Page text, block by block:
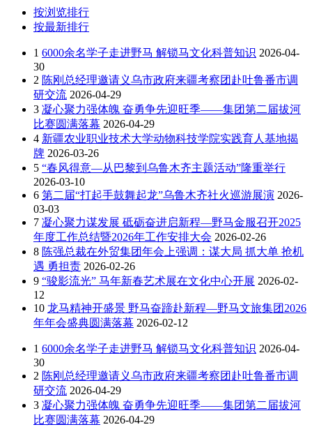
按浏览排行
按最新排行
1 6000余名学子走进野马 解锁马文化科普知识 2026-04-
30
2 陈刚总经理邀请义乌市政府来疆考察团赴吐鲁番市调
研交流 2026-04-29
3 凝心聚力强体魄 奋勇争先迎旺季——集团第二届拔河
比赛圆满落幕 2026-04-29
4 新疆农业职业技术大学动物科技学院实践育人基地揭
牌 2026-03-26
5 “春风得意—从巴黎到乌鲁木齐主题活动”隆重举行
2026-03-10
6 第二届“打起手鼓舞起龙”乌鲁木齐社火巡游展演 2026-
03-03
7 凝心聚力谋发展 砥砺奋进启新程—野马金服召开2025
年度工作总结暨2026年工作安排大会 2026-02-26
8 陈强总裁在外贸集团年会上强调：谋大局 抓大单 抢机
遇 勇担责 2026-02-26
9 “骏影流光” 马年新春艺术展在文化中心开展 2026-02-
12
10 龙马精神开盛景 野马奋蹄赴新程—野马文旅集团2026
年年会盛典圆满落幕 2026-02-12
1 6000余名学子走进野马 解锁马文化科普知识 2026-04-
30
2 陈刚总经理邀请义乌市政府来疆考察团赴吐鲁番市调
研交流 2026-04-29
3 凝心聚力强体魄 奋勇争先迎旺季——集团第二届拔河
比赛圆满落幕 2026-04-29